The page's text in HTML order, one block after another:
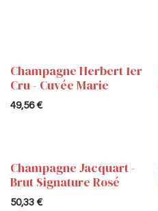
Champagne Herbert 1er
Cru - Cuvée Marie
49,56€
Champagne Jacquart -
Brut Signature Rosé
50,33 €